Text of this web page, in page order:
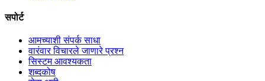
सपोर्ट
आमच्याशी संपर्क साधा
वारंवार विचारले जाणारे प्रश्न
सिस्टम आवश्यकता
शब्दकोष